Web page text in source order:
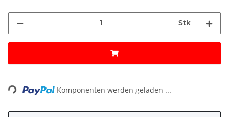
Stk
Komponenten werden geladen ...